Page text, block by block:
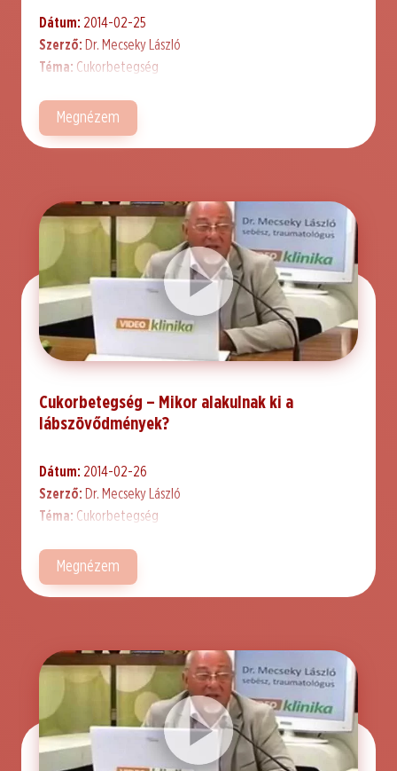
Dátum: 2014-02-25
Szerző: Dr. Mecseky László
Téma: Cukorbetegség
Megnézem
Cukorbetegség – Mikor alakulnak ki a
lábszövődmények?
Dátum: 2014-02-26
Szerző: Dr. Mecseky László
Téma: Cukorbetegség
Megnézem